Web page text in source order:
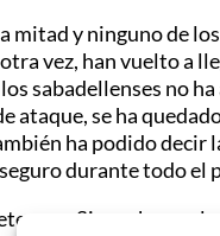
mitad y ninguno de
vez, han vuelto a
sabadellenses no
ataque, se ha
ha podido decir
durante todo el
Sin embargo,